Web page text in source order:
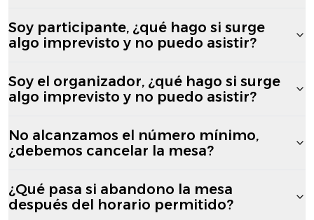
Soy participante, ¿qué hago si surge
algo imprevisto y no puedo asistir?
Soy el organizador, ¿qué hago si surge
algo imprevisto y no puedo asistir?
No alcanzamos el número mínimo,
¿debemos cancelar la mesa?
¿Qué pasa si abandono la mesa
después del horario permitido?